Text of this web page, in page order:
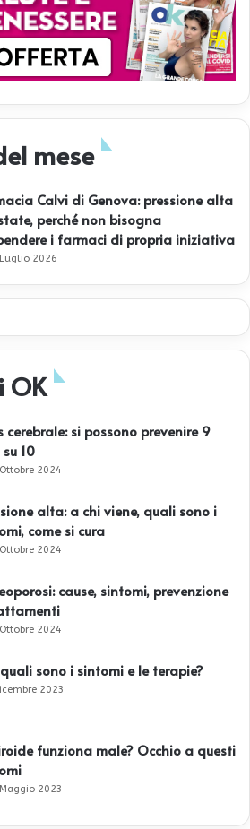
mese
Calvi di Genova: pressione alta
perché non bisogna
i farmaci di propria iniziativa
2026
OK
cerebrale: si possono prevenire 9
10
2024
alta: a chi viene, quali sono i
come si cura
2024
cause, sintomi, prevenzione
2024
quali sono i sintomi e le terapie?
2023
funziona male? Occhio a questi
2023